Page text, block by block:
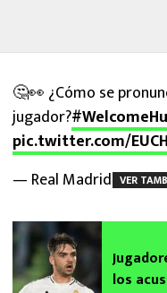
🤔👀 ¿Cómo se
jugador?
pic.twitter.com/
— Real Madrid C.F.
VER
los